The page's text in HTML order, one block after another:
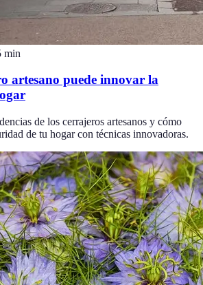
min
artesano puede innovar la
de los cerrajeros artesanos y cómo
de tu hogar con técnicas innovadoras.